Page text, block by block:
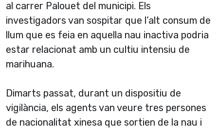
al carrer Palouet del municipi. Els
investigadors van sospitar que l’alt consum de
llum que es feia en aquella nau inactiva podria
estar relacionat amb un cultiu intensiu de
marihuana.
Dimarts passat, durant un dispositiu de
vigilància, els agents van veure tres persones
de nacionalitat xinesa que sortien de la nau i